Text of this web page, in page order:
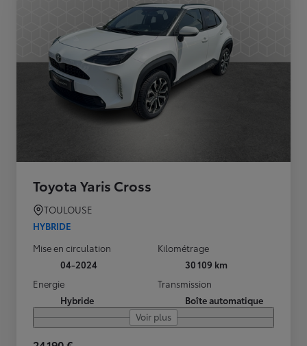
Toyota Yaris Cross
TOULOUSE
HYBRIDE
Mise en circulation
04-2024
Kilométrage
30 109 km
Energie
Hybride
Transmission
Boîte automatique
Voir plus